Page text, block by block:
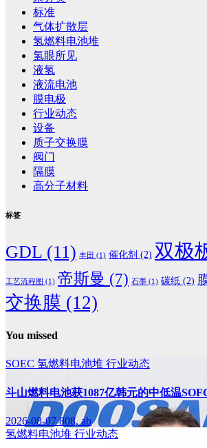
标准
气体扩散层
氢燃料电池堆
氢眼所见
液氢
液流电池
膜电极
行业动态
设备
质子交换膜
阀门
隔膜
高分子材料
标签
GDL (11) 丰田 (1) 催化剂 (2) 双极
工艺流程图 (1) 帝斯曼 (7) 石墨 (1) 碳纸 (2)
交换膜 (12)
You missed
SOEC 氢燃料电池堆 行业动态
斗山燃料电池获1087亿韩元的中低温
2026-08-07808, ab
氢燃料电池堆 行业动态